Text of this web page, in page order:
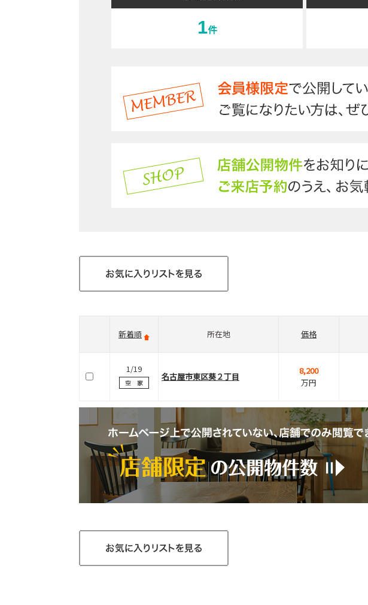
1件
新着順 所在地 価格
1/19
名古屋市東区葵２丁目
8,200
万円